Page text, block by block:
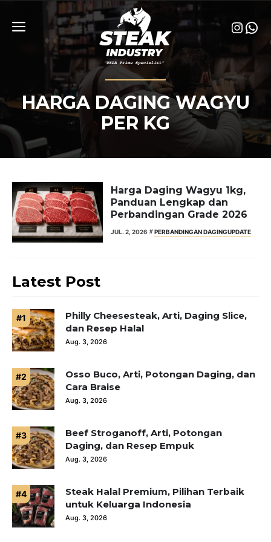
Menu
HARGA DAGING WAGYU
PER KG
Harga Daging Wagyu 1kg,
Panduan Lengkap dan
Perbandingan Grade 2026
JUL. 2, 2026 PERBANDINGAN DAGINGUPDATE
Latest Post
Philly Cheesesteak, Arti, Daging Slice,
dan Resep Halal
Aug. 3, 2026
Osso Buco, Arti, Potongan Daging, dan
Cara Braise
Aug. 3, 2026
Beef Stroganoff, Arti, Potongan
Daging, dan Resep Empuk
Aug. 3, 2026
Steak Halal Premium, Pilihan Terbaik
untuk Keluarga Indonesia
Aug. 3, 2026